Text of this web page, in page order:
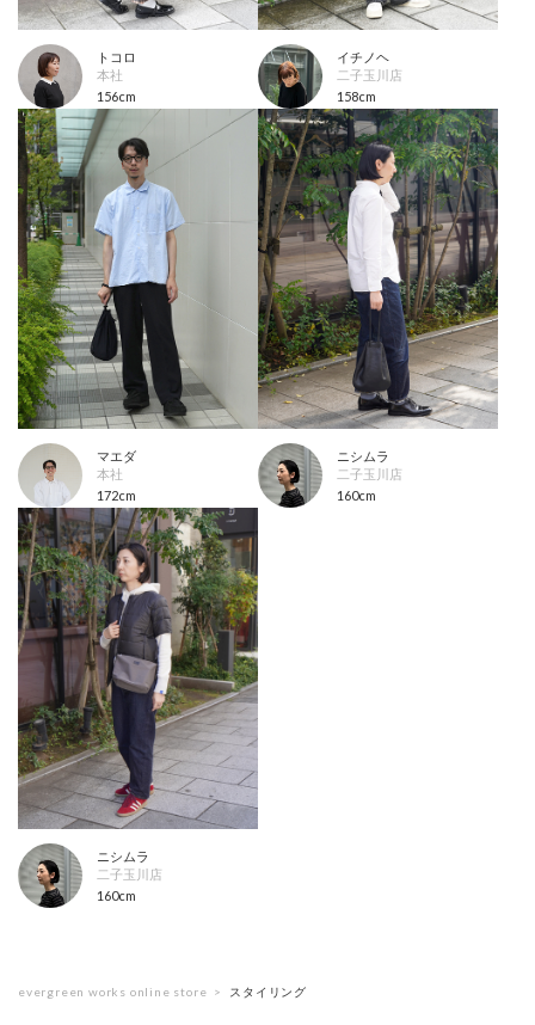
トコロ
本社
156cm
イチノヘ
二子玉川店
158cm
マエダ
本社
172cm
ニシムラ
二子玉川店
160cm
ニシムラ
二子玉川店
160cm
evergreen works online store スタイリング